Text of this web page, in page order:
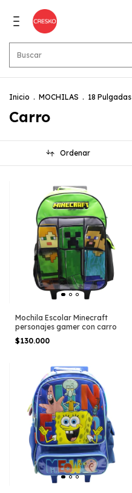
Inicio . MOCHILAS . 18 Pulgadas
Carro
Ordenar
Mochila Escolar Minecraft
personajes gamer con carro
$130.000